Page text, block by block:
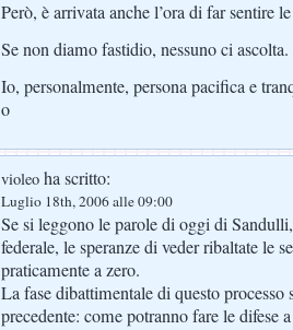
Però, è arrivata anche l’ora di far sentire
Se non diamo fastidio, nessuno ci ascolta.
Io, personalmente, persona pacifica e
o
violeo ha scritto:
Luglio 18th, 2006 alle 09:00
Se si leggono le parole di oggi di
federale, le speranze di veder ribaltate le
praticamente a zero.
La fase dibattimentale di questo processo
precedente: come potranno fare le difese